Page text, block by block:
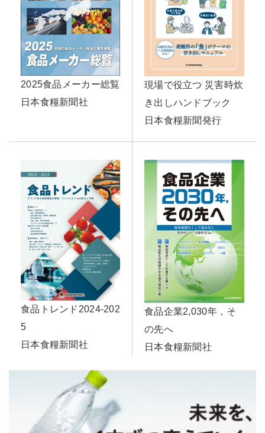
2025食品メーカー総覧
日本食糧新聞社
現場で役立つ 災害時炊
き出しハンドブック
日本食糧新聞発行
食品トレンド2024-202
5
日本食糧新聞社
食品企業2,030年，そ
の先へ
日本食糧新聞社